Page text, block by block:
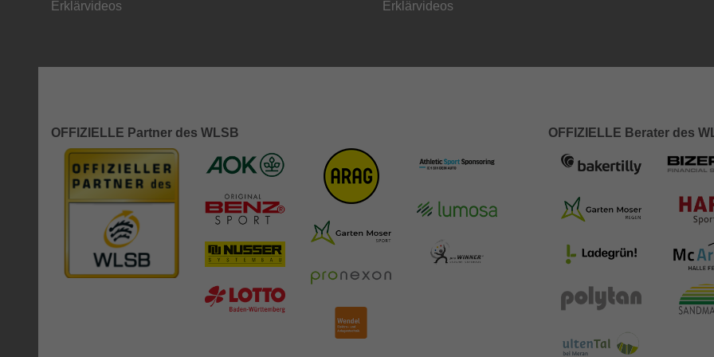
Erklärvideos Erklärvideos
OFFIZIELLE Partner des WLSB OFFIZIELLE Berater des